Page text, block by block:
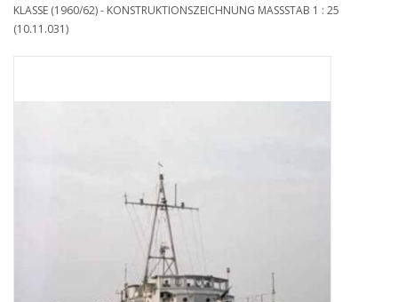
Maschinen
ABONNEMENT DER
KLASSE (1960/62) - KONSTRUKTIONSZEICHNUNG MASSSTAB 1 : 25 (
10.11.031)